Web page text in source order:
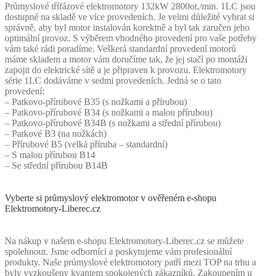
Průmyslové třífázové elektromotory 132kW 2800ot./min. 1LC jsou
dostupné na skladě ve více provedeních. Je velmi důležité vybrat si
správně, aby byl motor instalován korektně a byl tak zaručen jeho
optimální provoz. S výběrem vhodného provedení pro vaše potřeby
vám také rádi poradíme. Veškerá standardní provedení motorů
máme skladem a motor vám doručíme tak, že jej stačí po montáži
zapojit do elektrické sítě a je připraven k provozu. Elektromotory
série 1LC dodáváme v sedmi provedeních. Jedná se o tato
provedení:
– Patkovo-přírubové B35 (s nožkami a přírubou)
– Patkovo-přírubové B34 (s nožkami a malou přírubou)
– Patkovo-přírubové B34B (s nožkami a střední přírubou)
– Patkové B3 (na nožkách)
– Přírubové B5 (velká příruba – standardní)
– S malou přírubou B14
– Se střední přírubou B14B
Vyberte si průmyslový elektromotor v ověřeném e-shopu
Elektromotory-Liberec.cz
Na nákup v našem e-shopu Elektromotory-Liberec.cz se můžete
spolehnout. Jsme odborníci a poskytujeme vám profesionální
produkty. Naše průmyslové elektromotory patří mezi TOP na trhu a
byly vyzkoušeny kvantem spokojených zákazníků. Zakoupením u